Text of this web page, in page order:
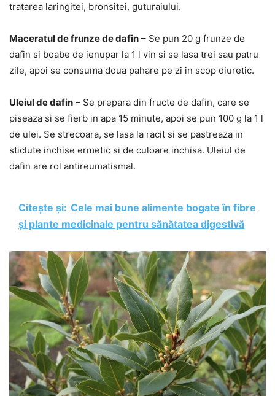
tratarea laringitei, bronsitei, guturaiului.
Maceratul de frunze de dafin – Se pun 20 g frunze de
dafin si boabe de ienupar la 1 l vin si se lasa trei sau patru
zile, apoi se consuma doua pahare pe zi in scop diuretic.
Uleiul de dafin – Se prepara din fructe de dafin, care se
piseaza si se fierb in apa 15 minute, apoi se pun 100 g la 1 l
de ulei. Se strecoara, se lasa la racit si se pastreaza in
sticlute inchise ermetic si de culoare inchisa. Uleiul de
dafin are rol antireumatismal.
Citește și: Cele mai bune alimente bogate în fibre
și plante medicinale pentru sănătatea digestivă